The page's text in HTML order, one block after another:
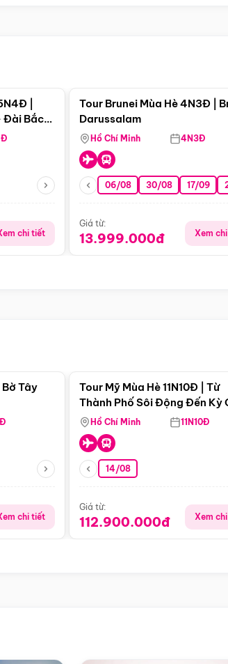
|
Đài Bắc
chi tiết
Tour Brunei Mùa Hè 4N3Đ |
Darussalam
Hồ Chí Minh 4N3Đ
06/08 30/08 17/09
Giá từ:
13.999.000đ Xem
Tây
chi tiết
Tour Mỹ Mùa Hè 11N10Đ | Từ
Thành Phố Sôi Động Đến Kỳ
Thiên Nhiên Mỹ
Hồ Chí Minh 11N10Đ
14/08
Giá từ:
112.900.000đ Xem